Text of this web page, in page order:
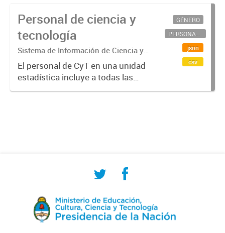
Personal de ciencia y
tecnología
Sistema de Información de Ciencia y
Tecnología Argentino (SICYTAR)
El personal de CyT en una unidad
estadística incluye a todas las
personas involucradas
GÉNERO
PERSONAL CIENTÍFICO-TECNOLÓGICO
json
csv